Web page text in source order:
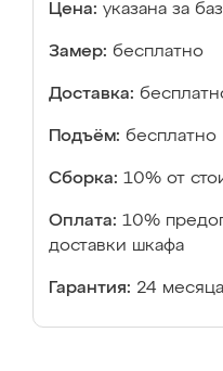
Цена: указана за
Замер: бесплатно
Доставка:
Подъём: бесплатно
Сборка: 10% от
Оплата: 10%
доставки шкафа
Гарантия: 24 месяца